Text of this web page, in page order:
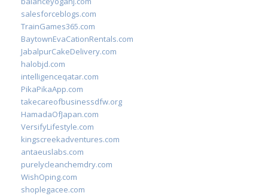
salesforceblogs.com
TrainGames365.com
BaytownEvaCationRentals.com
JabalpurCakeDelivery.com
halobjd.com
intelligenceqatar.com
PikaPikaApp.com
takecareofbusinessdfw.org
HamadaOfJapan.com
VersifyLifestyle.com
kingscreekadventures.com
antaeuslabs.com
purelycleanchemdry.com
WishOping.com
shoplegacee.com